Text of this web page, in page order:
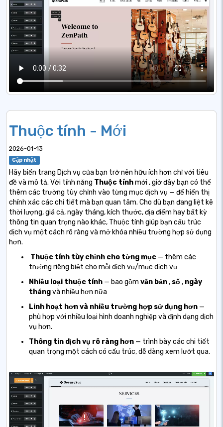
Thuộc tính - Mới
2026-01-13
Cập nhật
Hãy biến trang Dịch vụ của bạn trở nên hữu ích hơn chỉ với tiêu
đề và mô tả. Với tính năng Thuộc tínhmới , giờ đây bạn có thể
thêm các trường tùy chỉnh vào từng mục dịch vụ — để hiển thị
chính xác các chi tiết mà bạn quan tâm. Cho dù bạn đang liệt kê
thời lượng, giá cả, ngày tháng, kích thước, địa điểm hay bất kỳ
thông tin quan trọng nào khác, Thuộc tính giúp bạn cấu trúc
dịch vụ một cách rõ ràng và mở khóa nhiều trường hợp sử dụng
hơn.
Thuộc tính tùy chỉnh cho từng mục — thêm các
trường riêng biệt cho mỗi dịch vụ/mục dịch vụ
Nhiều loại thuộc tính — bao gồm văn bản, số , ngày
thángvà nhiều hơn nữa
Linh hoạt hơn và nhiều trường hợp sử dụng hơn —
phù hợp với nhiều loại hình doanh nghiệp và định dạng dịch
vụ hơn.
Thông tin dịch vụ rõ ràng hơn — trình bày các chi tiết
quan trọng một cách có cấu trúc, dễ dàng xem lướt qua.